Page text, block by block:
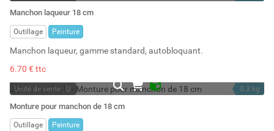
En stock
Stock : 9
Manchon laqueur 18 cm
Outillage Peinture
Manchon laqueur, gamme standard, autobloquant.
6.70 € ttc
Unité de vente : U
En stock
Stock : 4
0.3 kg
Monture pour manchon de 18 cm
Outillage Peinture